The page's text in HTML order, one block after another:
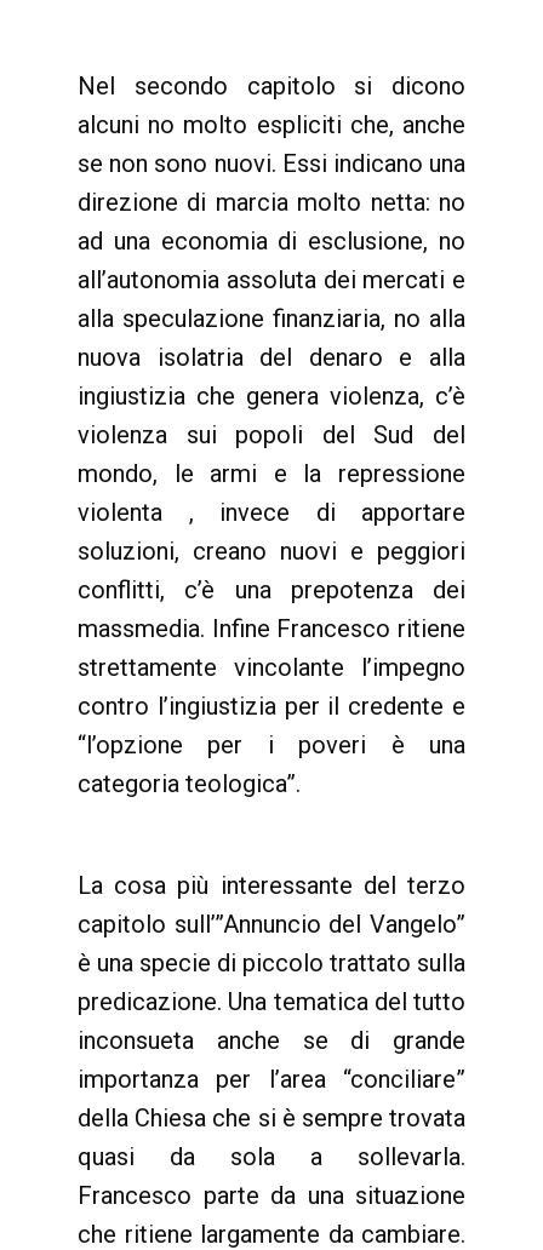
Nel secondo capitolo si dicono
alcuni no molto espliciti che, anche
se non sono nuovi. Essi indicano una
direzione di marcia molto netta: no
ad una economia di esclusione, no
all’autonomia assoluta dei mercati e
alla speculazione finanziaria, no alla
nuova isolatria del denaro e alla
ingiustizia che genera violenza, c’è
violenza sui popoli del Sud del
mondo, le armi e la repressione
violenta , invece di apportare
soluzioni, creano nuovi e peggiori
conflitti, c’è una prepotenza dei
massmedia. Infine Francesco ritiene
strettamente vincolante l’impegno
contro l’ingiustizia per il credente e
“l’opzione per i poveri è una
categoria teologica”.
La cosa più interessante del terzo
capitolo sull’”Annuncio del Vangelo”
è una specie di piccolo trattato sulla
predicazione. Una tematica del tutto
inconsueta anche se di grande
importanza per l’area “conciliare”
della Chiesa che si è sempre trovata
quasi da sola a sollevarla.
Francesco parte da una situazione
che ritiene largamente da cambiare.